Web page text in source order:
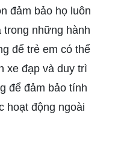
đảm bảo họ luôn
trong những hành
để trẻ em có thể
xe đạp và duy trì
để đảm bảo tính
hoạt động ngoài